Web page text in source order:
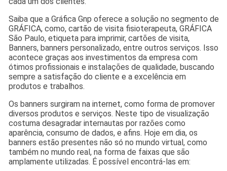
Saiba que a Gráfica Gnp oferece a solução no segmento de
GRÁFICA, como, cartão de visita fisioterapeuta, GRÁFICA
São Paulo, etiqueta para imprimir, cartões de visita,
Banners, banners personalizado, entre outros serviços. Isso
acontece graças aos investimentos da empresa com
ótimos profissionais e instalações de qualidade, buscando
sempre a satisfação do cliente e a excelência em
produtos e trabalhos.
Os banners surgiram na internet, como forma de promover
diversos produtos e serviços. Neste tipo de visualização
costuma desagradar internautas por razões como
aparência, consumo de dados, e afins. Hoje em dia, os
banners estão presentes não só no mundo virtual, como
também no mundo real, na forma de faixas que são
amplamente utilizadas. É possível encontrá-las em: